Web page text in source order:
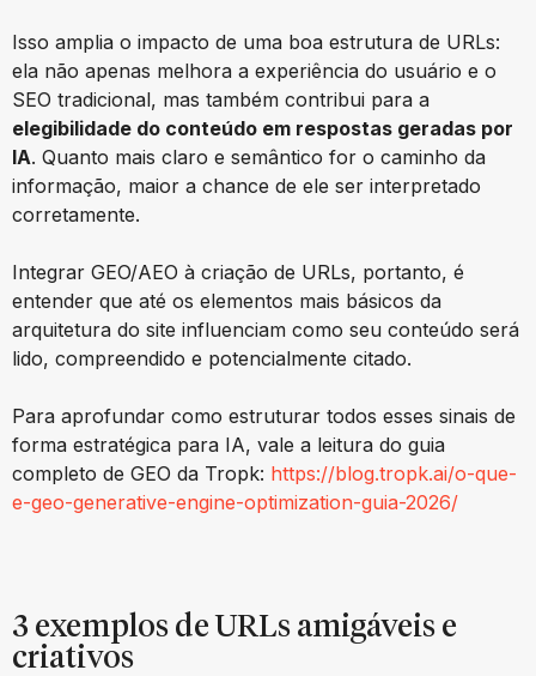
Isso amplia o impacto de uma boa estrutura de URLs:
ela não apenas melhora a experiência do usuário e o
SEO tradicional, mas também contribui para a
elegibilidade do conteúdo em respostas geradas por
IA. Quanto mais claro e semântico for o caminho da
informação, maior a chance de ele ser interpretado
corretamente.
Integrar GEO/AEO à criação de URLs, portanto, é
entender que até os elementos mais básicos da
arquitetura do site influenciam como seu conteúdo será
lido, compreendido e potencialmente citado.
Para aprofundar como estruturar todos esses sinais de
forma estratégica para IA, vale a leitura do guia
completo de GEO da Tropk: https://blog.tropk.ai/o-que-
e-geo-generative-engine-optimization-guia-2026/
3 exemplos de URLs amigáveis e
criativos